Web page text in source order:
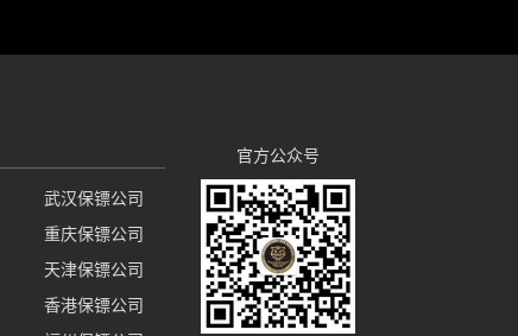
武汉保镖公司
重庆保镖公司
天津保镖公司
香港保镖公司
官方公众号